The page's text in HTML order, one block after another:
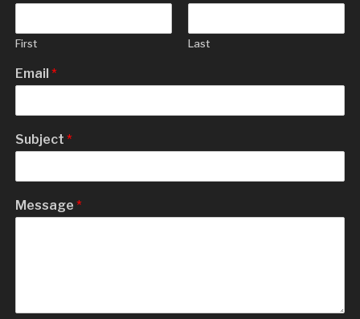
First Last
Email*
Subject*
Message*